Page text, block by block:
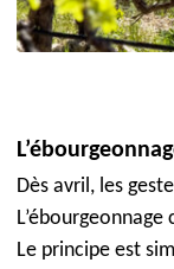
Dès avril, les
Le principe est